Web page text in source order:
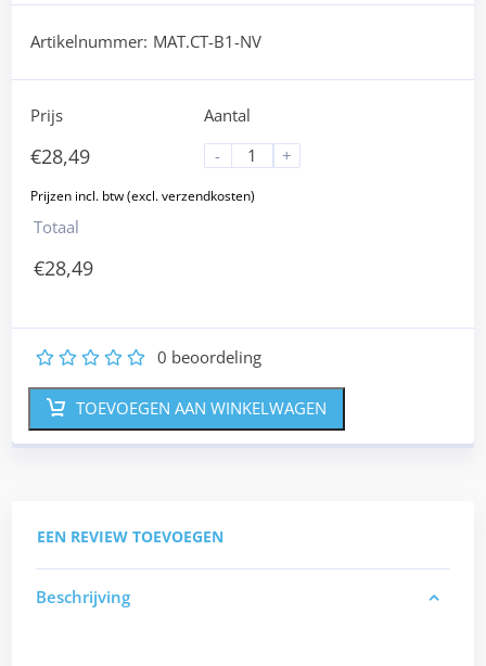
Artikelnummer: MAT.CT-B1-NV
Prijs
€28,49
Aantal
-
+
Totaal
€28,49
5
4
3
2 0 beoordeling
TOEVOEGEN AAN WINKELWAGEN
EEN REVIEW TOEVOEGEN
Beschrijving